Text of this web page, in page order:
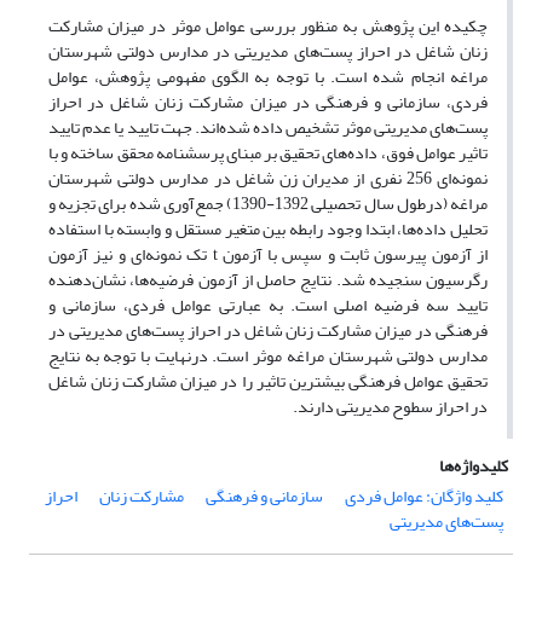
چکیده این پژوهش به منظور بررسی عوامل موثر در میزان مشارکت
زنان شاغل در احراز پست‌های مدیریتی در مدارس دولتی شهرستان
مراغه انجام شده است. با توجه به الگوی مفهومی پژوهش، عوامل
فردی، سازمانی و فرهنگی در میزان مشارکت زنان شاغل در احراز
پست‌های مدیریتی موثر تشخیص داده شده‌اند. جهت تایید یا عدم تایید
تاثیر عوامل فوق، داده‌های تحقیق بر مبنای پرسشنامه محقق ساخته و با
نمونه‌ای 256 نفری از مدیران زن شاغل در مدارس دولتی شهرستان
مراغه (درطول سال تحصیلی 1392-1390) جمع‌آوری شده برای تجزیه و
تحلیل داده‌ها، ابتدا وجود رابطه بین متغیر مستقل و وابسته با استفاده
از آزمون پیرسون ثابت و سپس با آزمون t تک نمونه‌ای و نیز آزمون
رگرسیون سنجیده شد. نتایج حاصل از آزمون فرضیه‌ها، نشان‌دهنده
تایید سه فرضیه اصلی است. به عبارتی عوامل فردی، سازمانی و
فرهنگی در میزان مشارکت زنان شاغل در احراز پست‌های مدیریتی در
مدارس دولتی شهرستان مراغه موثر است. درنهایت با توجه به نتایج
تحقیق عوامل فرهنگی بیشترین تاثیر را در میزان مشارکت زنان شاغل
در احراز سطوح مدیریتی دارند.
کلیدواژه‌ها
کلید واژگان: عوامل فردی
سازمانی و فرهنگی مشارکت زنان احراز
پست‌های مدیریتی